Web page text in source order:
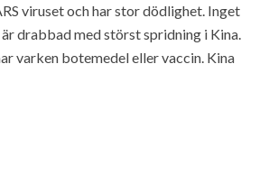
viruset och har stor dödlighet. Inget
drabbad med störst spridning i Kina.
varken botemedel eller vaccin. Kina